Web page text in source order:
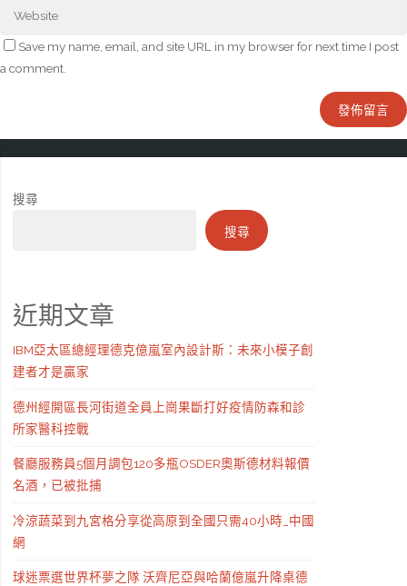
Save my name, email, and site URL in my browser for next time I post
a comment.
搜尋
搜尋
近期文章
IBM亞太區總經理德克億嵐室內設計斯：未來小模子創
建者才是贏家
德州經開區長河街道全員上崗果斷打好疫情防森和診
所家醫科控戰
餐廳服務員5個月調包120多瓶OSDER奧斯德材料報價
名酒，已被批捕
冷涼蔬菜到九宮格分享從高原到全國只需40小時_中國
網
球迷票選世界杯夢之隊 沃齊尼亞與哈蘭億嵐升降桌德